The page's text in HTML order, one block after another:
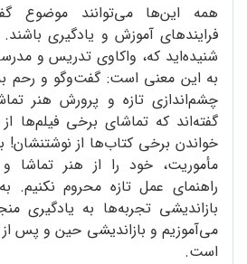
همه این‌ها می‌توانند موضوع
فرایندهای آموزش و یادگیری
شنیده‌اید که، واکاوی تدریس و
به این معنی است: گفت‌وگو و رحم
چشم‌اندازی تازه و پرورش هنر
گفته‌اند که تماشای برخی فیلم‌ها
خواندن برخی کتاب‌ها از نوشتنشان!
مأموریت، خود را از هنر تماشا
راهنمای عمل تازه محروم نکنیم.
بازاندیشی تجربه‌ها به یادگیری
می‌آموزیم و بازاندیشی حین و پس از
است.